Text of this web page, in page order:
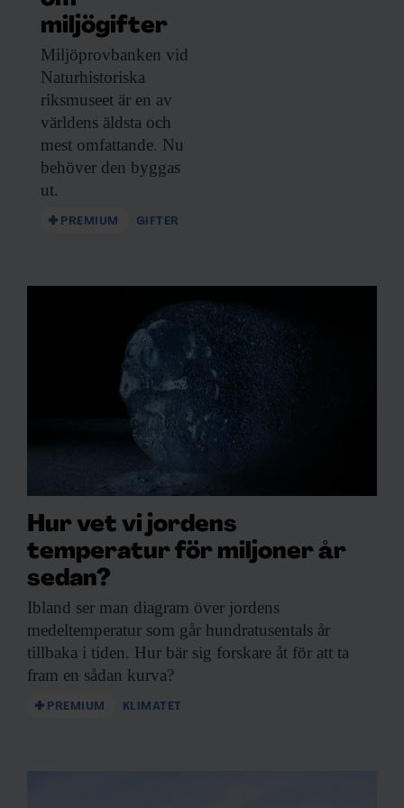
miljögifter
Miljöprovbanken vid
Naturhistoriska
riksmuseet är en av
världens äldsta och
mest omfattande. Nu
behöver den byggas
ut.
PREMIUM GIFTER
Hur vet vi jordens
temperatur för miljoner år
sedan?
Ibland ser man diagram över jordens
medeltemperatur som går hundratusentals år
tillbaka i tiden. Hur bär sig forskare åt för att ta
fram en sådan kurva?
PREMIUM KLIMATET